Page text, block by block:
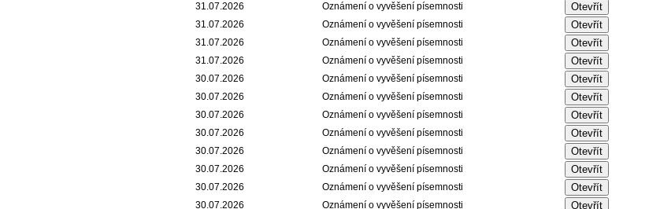
31.07.2026
Oznámení o vyvěšení písemnosti
31.07.2026
Oznámení o vyvěšení písemnosti
31.07.2026
Oznámení o vyvěšení písemnosti
31.07.2026
Oznámení o vyvěšení písemnosti
30.07.2026
Oznámení o vyvěšení písemnosti
30.07.2026
Oznámení o vyvěšení písemnosti
30.07.2026
Oznámení o vyvěšení písemnosti
30.07.2026
Oznámení o vyvěšení písemnosti
30.07.2026
Oznámení o vyvěšení písemnosti
30.07.2026
Oznámení o vyvěšení písemnosti
30.07.2026
Oznámení o vyvěšení písemnosti
30.07.2026
Oznámení o vyvěšení písemnosti